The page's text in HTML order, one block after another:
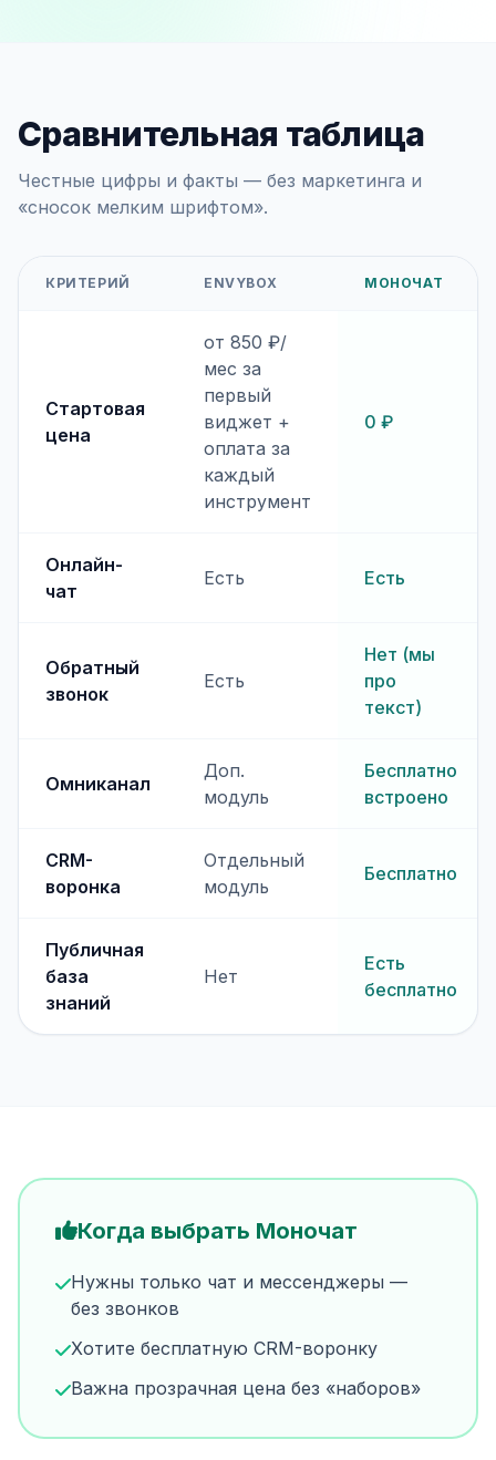
Сравнительная таблица
Честные цифры и факты — без маркетинга и
«сносок мелким шрифтом».
КРИТЕРИЙ ENVYBOX МОНОЧАТ
Стартовая
цена
от 850 ₽/
мес за
первый
виджет +
оплата за
каждый
инструмент
0 ₽
Онлайн-
чат
Есть Есть
Обратный
звонок
Есть
Нет (мы
про
текст)
Омниканал
Доп.
модуль
Бесплатно
встроено
CRM-
воронка
Отдельный
модуль
Бесплатно
Публичная
база
знаний
Нет
Есть
бесплатно
Когда выбрать Моночат
Нужны только чат и мессенджеры —
без звонков
Хотите бесплатную CRM-воронку
Важна прозрачная цена без «наборов»